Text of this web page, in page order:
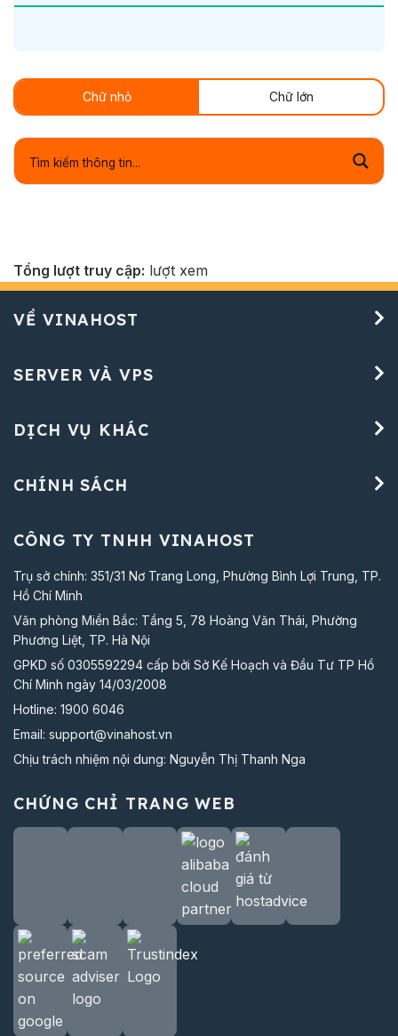
Chữ nhỏ Chữ lớn
Tổng lượt truy cập: lượt xem
VỀ VINAHOST
SERVER VÀ VPS
DỊCH VỤ KHÁC
CHÍNH SÁCH
CÔNG TY TNHH VINAHOST
Trụ sở chính: 351/31 Nơ Trang Long, Phường Bình Lợi Trung, TP.
Hồ Chí Minh
Văn phòng Miền Bắc: Tầng 5, 78 Hoàng Văn Thái, Phường
Phương Liệt, TP. Hà Nội
GPKD số 0305592294 cấp bởi Sở Kế Hoạch và Đầu Tư TP Hồ
Chí Minh ngày 14/03/2008
Hotline: 1900 6046
Email: support@vinahost.vn
Chịu trách nhiệm nội dung: Nguyễn Thị Thanh Nga
CHỨNG CHỈ TRANG WEB